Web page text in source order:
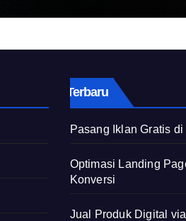
Terbaru
Pasang Iklan Gratis
Optimasi Landing
Konversi
Jual Produk Digital